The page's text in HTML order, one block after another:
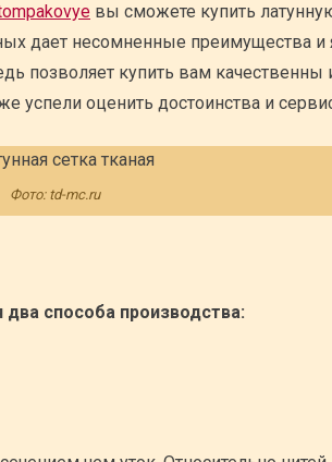
вы сможете купить
дает несомненные преимущества и
позволяет купить вам качественны
успели оценить достоинства и
Фото: td-mc.ru
способа производства: